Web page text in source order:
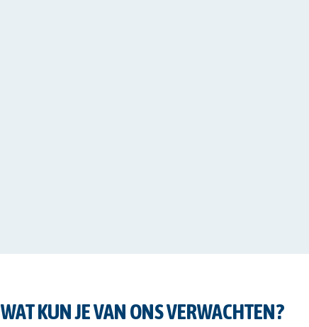
WAT KUN JE VAN ONS VERWACHTEN?